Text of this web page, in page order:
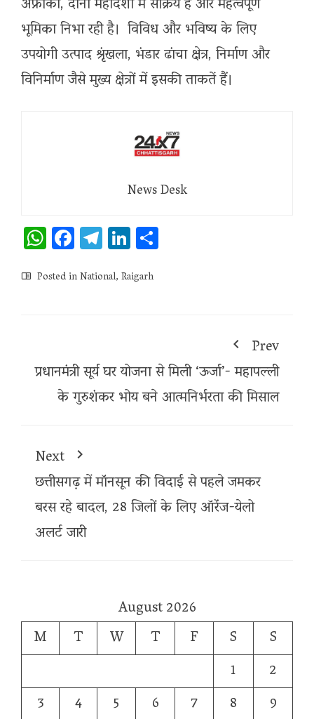
भूमिका निभा रही है। विविध और भविष्य के लिए
उपयोगी उत्पाद श्रृंखला, भंडार ढांचा क्षेत्र, निर्माण और
विनिर्माण जैसे मुख्य क्षेत्रों में इसकी ताकतें हैं।
News Desk
WhatsApp
Facebook
Telegram
LinkedIn
Posted inNational,Raigarh
Prev
प्रधानमंत्री सूर्य घर योजना से मिली ‘ऊर्जा’- महापल्ली
के गुरुशंकर भोय बने आत्मनिर्भरता की मिसाल
Next
छत्तीसगढ़ में मॉनसून की विदाई से पहले जमकर
बरस रहे बादल, 28 जिलों के लिए ऑरेंज-येलो
अलर्ट जारी
August 2026
M
T W T F S
S
1
2
3
4 5 6 7 8
9